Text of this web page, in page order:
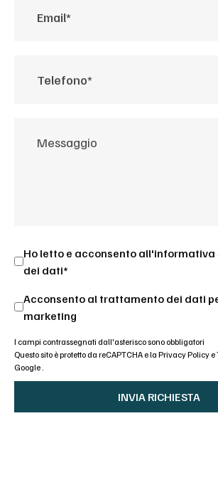
Ho letto e acconsento all'
dei dati*
Acconsento al trattamento dei dati
marketing
I campi contrassegnati dall'asterisco sono obbligatori
Questo sito è protetto da reCAPTCHA e la Privacy Policy e
Google